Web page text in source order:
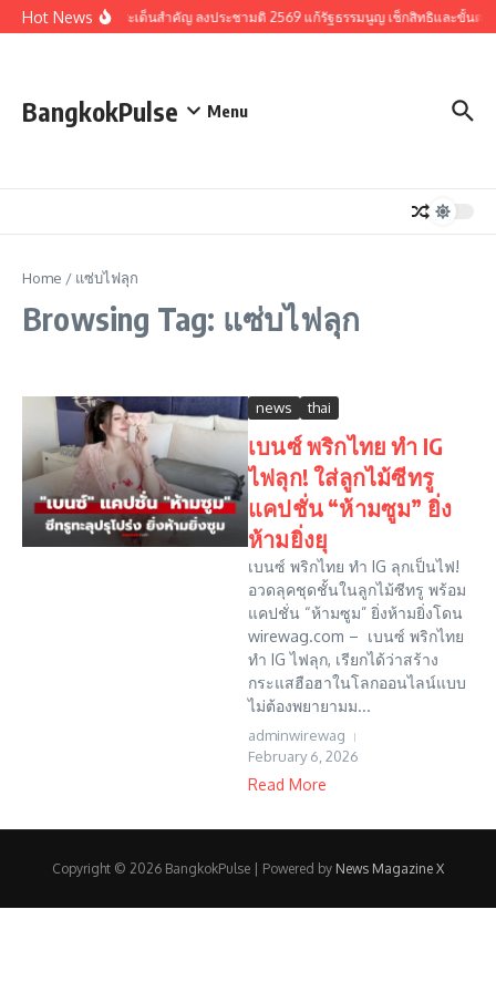
Skip to content
Hot Newsรวมประเด็นสำคัญ ลงประชามติ 2569 แก้รัฐธรรมนูญ เช็กสิทธิและขั้นตอ
BangkokPulse Menu
Home / แซ่บไฟลุก
Browsing Tag: แซ่บไฟลุก
news thai
เบนซ์ พริกไทย ทำ IG
ไฟลุก! ใส่ลูกไม้ซีทรู
แคปชั่น “ห้ามซูม” ยิ่ง
ห้ามยิ่งยุ
เบนซ์ พริกไทย ทำ IG ลุกเป็นไฟ!
อวดลุคชุดชั้นในลูกไม้ซีทรู พร้อม
แคปชั่น “ห้ามซูม” ยิ่งห้ามยิ่งโดน
wirewag.com – เบนซ์ พริกไทย
ทำ IG ไฟลุก, เรียกได้ว่าสร้าง
กระแสฮือฮาในโลกออนไลน์แบบ
ไม่ต้องพยายามม...
adminwirewag
February 6, 2026
Read More
Copyright © 2026 BangkokPulse | Powered by News Magazine X